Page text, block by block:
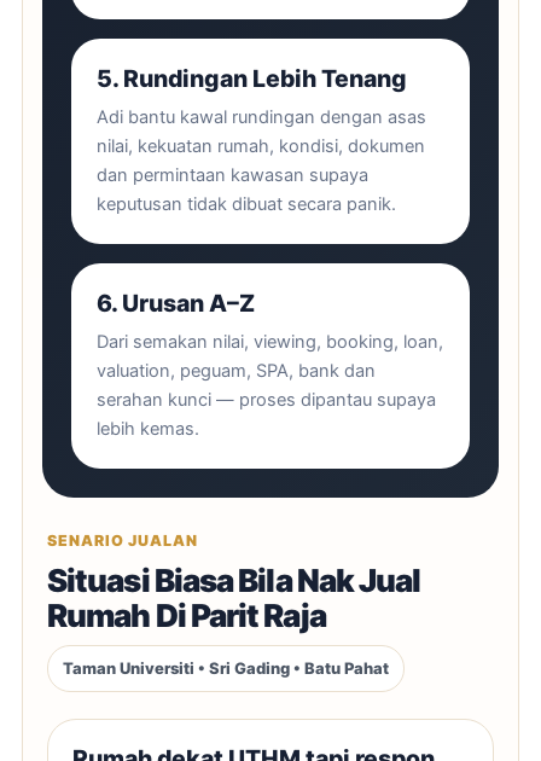
5. Rundingan Lebih Tenang
Adi bantu kawal rundingan dengan asas
nilai, kekuatan rumah, kondisi, dokumen
dan permintaan kawasan supaya
keputusan tidak dibuat secara panik.
6. Urusan A–Z
Dari semakan nilai, viewing, booking, loan,
valuation, peguam, SPA, bank dan
serahan kunci — proses dipantau supaya
lebih kemas.
SENARIO JUALAN
Situasi Biasa Bila Nak Jual
Rumah Di Parit Raja
Taman Universiti • Sri Gading • Batu Pahat